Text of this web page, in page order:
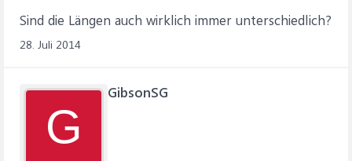
Sind die Längen auch wirklich immer unterschiedlich?
28. Juli 2014
G
GibsonSG